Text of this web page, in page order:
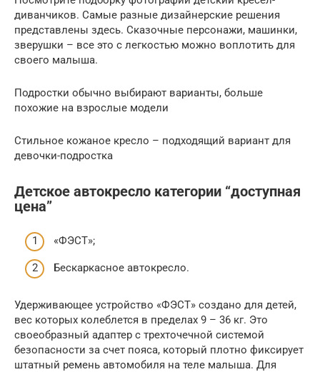
диванчиков. Самые разные дизайнерские решения
представлены здесь. Сказочные персонажи, машинки,
зверушки – все это с легкостью можно воплотить для
своего малыша.
Подростки обычно выбирают варианты, больше
похожие на взрослые модели
Стильное кожаное кресло – подходящий вариант для
девочки-подростка
Детское автокресло категории “доступная
цена”
«ФЭСТ»;
Бескаркасное автокресло.
Удерживающее устройство «ФЭСТ» создано для детей,
вес которых колеблется в пределах 9 – 36 кг. Это
своеобразный адаптер с трехточечной системой
безопасности за счет пояса, который плотно фиксирует
штатный ремень автомобиля на теле малыша. Для